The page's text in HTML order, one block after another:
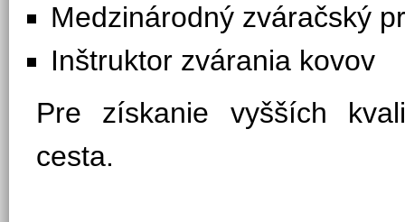
Medzinárodný zváračský
Inštruktor zvárania kovov
Pre získanie vyšších
cesta.